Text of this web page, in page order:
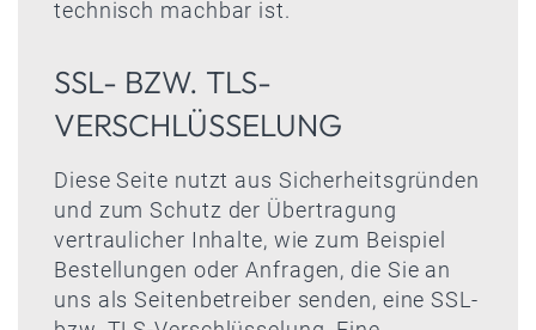
technisch machbar ist.
SSL- BZW. TLS-
VERSCHLÜSSELUNG
Diese Seite nutzt aus Sicherheitsgründen
und zum Schutz der Übertragung
vertraulicher Inhalte, wie zum Beispiel
Bestellungen oder Anfragen, die Sie an
uns als Seitenbetreiber senden, eine SSL-